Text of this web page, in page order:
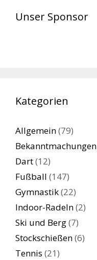
Unser Sponsor
Kategorien
Allgemein(79)
Bekanntmachungen
Dart(12)
Fußball (147)
Gymnastik(22)
Indoor-Radeln(2)
Ski und Berg(7)
Stockschießen(6)
Tennis (21)